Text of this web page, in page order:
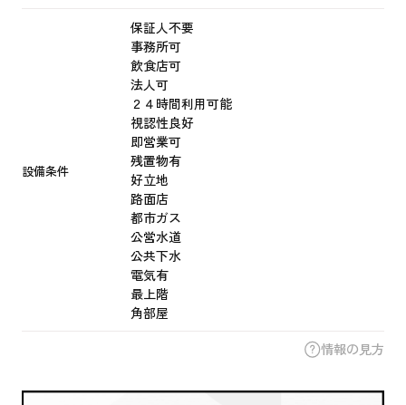
設備条件
保証人不要
事務所可
飲食店可
法人可
２４時間利用可能
視認性良好
即営業可
残置物有
好立地
路面店
都市ガス
公営水道
公共下水
電気有
最上階
角部屋
情報の見方